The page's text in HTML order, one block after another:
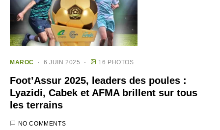
MAROC 6 JUIN 2025 16 PHOTOS
Foot’Assur 2025, leaders des poules :
Lyazidi, Cabek et AFMA brillent sur tous
les terrains
NO COMMENTS